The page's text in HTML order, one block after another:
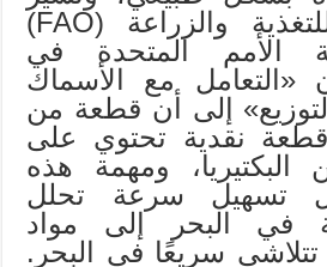
منظمة الفاو للتغذية والزراعة (FAO)
الأمم المتحدة في
«التعامل مع الأسماك
إلى أن قطعة من
نقدية تحتوي على
ومهمة هذه
تسهيل سرعة تحلل
في البحر إلى مواد
تتلاشى سريعًا في البحر.